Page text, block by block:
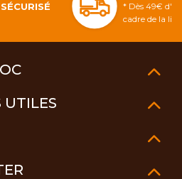
* Dès 49€
cadre de la
UTILES